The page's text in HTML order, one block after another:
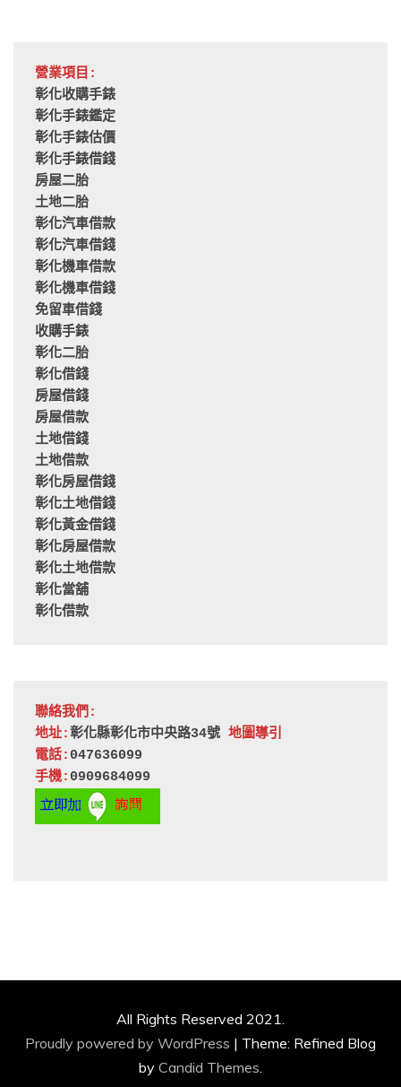
營業項目:
彰化收購手錶
彰化手錶鑑定
彰化手錶估價
彰化手錶借錢
房屋二胎
土地二胎
彰化汽車借款
彰化汽車借錢
彰化機車借款
彰化機車借錢
免留車借錢
收購手錶
彰化二胎
彰化借錢
房屋借錢
房屋借款
土地借錢
土地借款
彰化房屋借錢
彰化土地借錢
彰化黃金借錢
彰化房屋借款
彰化土地借款
彰化當舖
彰化借款
聯絡我們:
地址:彰化縣彰化市中央路34號 地圖導引
電話: 047636099
手機: 0909684099
All Rights Reserved 2021.
Proudly powered by WordPress | Theme: Refined Blog
by Candid Themes